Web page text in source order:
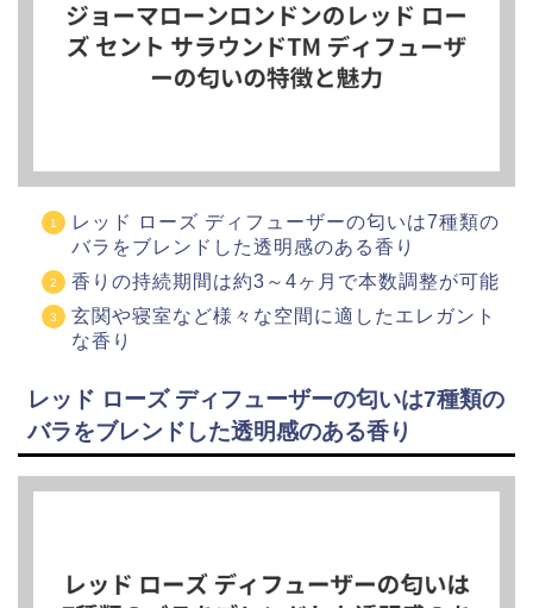
レッド ローズ ディフューザーの匂いは7種類の
バラをブレンドした透明感のある香り
香りの持続期間は約3～4ヶ月で本数調整が可能
玄関や寝室など様々な空間に適したエレガント
な香り
レッド ローズ ディフューザーの匂いは7種類の
バラをブレンドした透明感のある香り